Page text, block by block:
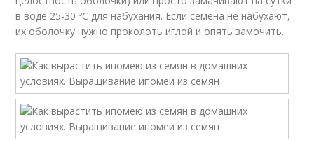
в воде 25-30 ºC для набухания. Если семена не набухают,
их оболочку нужно проколоть иглой и опять замочить.